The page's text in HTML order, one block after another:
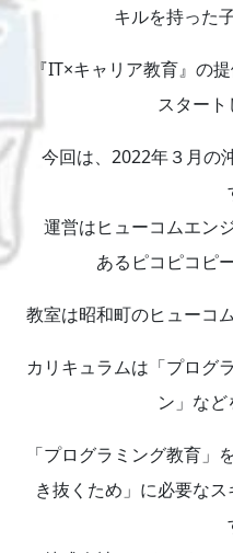
キルを持った
『IT×キャリア教育』の
スタート
今回は、2022年３月の
運営はヒューコムエン
あるピコピコピ
教室は昭和町のヒューコ
カリキュラムは「プログ
ン」など
「プログラミング教育」
き抜くため」に必要な